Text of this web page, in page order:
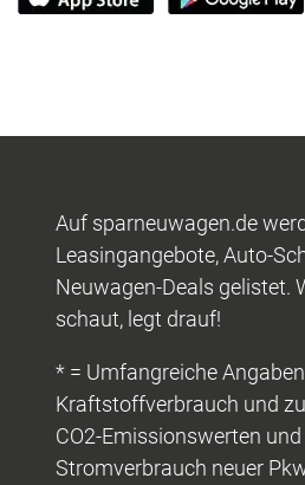
Auf sparneuwagen.de
Leasingangebote, Auto-
Neuwagen-Deals gelistet.
schaut, legt drauf!
* = Umfangreiche
Kraftstoffverbrauch und
CO2-Emissionswerten
Stromverbrauch neuer